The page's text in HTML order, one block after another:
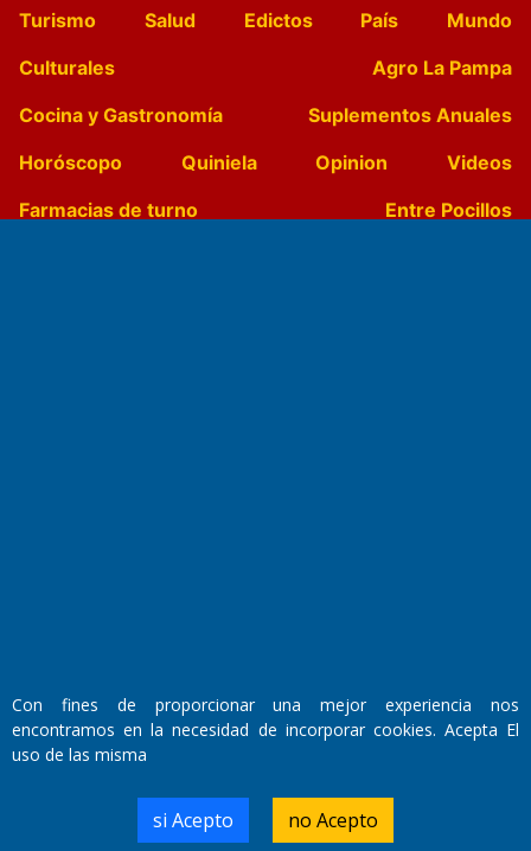
Turismo
Salud Edictos País
Mundo
Culturales
Agro La Pampa
Cocina y Gastronomía
Suplementos Anuales
Horóscopo
Quiniela Opinion
Videos
Farmacias de turno
Entre Pocillos
Miembro de ADIRA,ADEPA y CPPAL
Propietario: El Diario SRL
Director Periodístico:
Con fines de proporcionar una mejor experiencia nos
encontramos en la necesidad de incorporar cookies. Acepta El
uso de las misma
si Acepto no Acepto